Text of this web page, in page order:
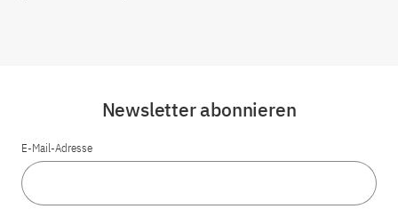
Newsletter abonnieren
E-Mail-Adresse